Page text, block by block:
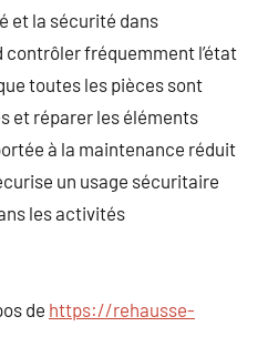
et la sécurité dans
contrôler fréquemment l’état
toutes les pièces sont
et réparer les éléments
à la maintenance réduit
un usage sécuritaire
les activités
de https://rehausse-